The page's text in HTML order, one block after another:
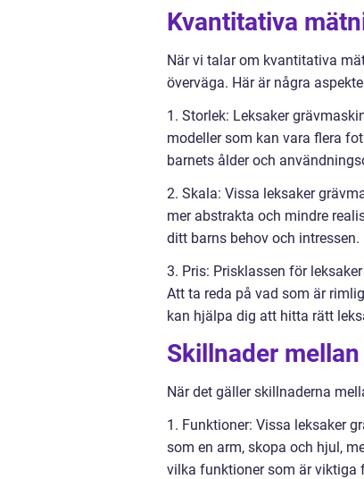
Kvantitativa
När vi talar om kvantitativa
överväga. Här är några
1. Storlek: Leksaker
modeller som kan vara flera
barnets ålder och
2. Skala: Vissa leksaker
mer abstrakta och mindre
ditt barns behov och intressen.
3. Pris: Prisklassen för
Att ta reda på vad som är
kan hjälpa dig att hitta rätt
Skillnader
När det gäller skillnaderna
1. Funktioner: Vissa leksaker
som en arm, skopa och hjul,
vilka funktioner som är viktiga